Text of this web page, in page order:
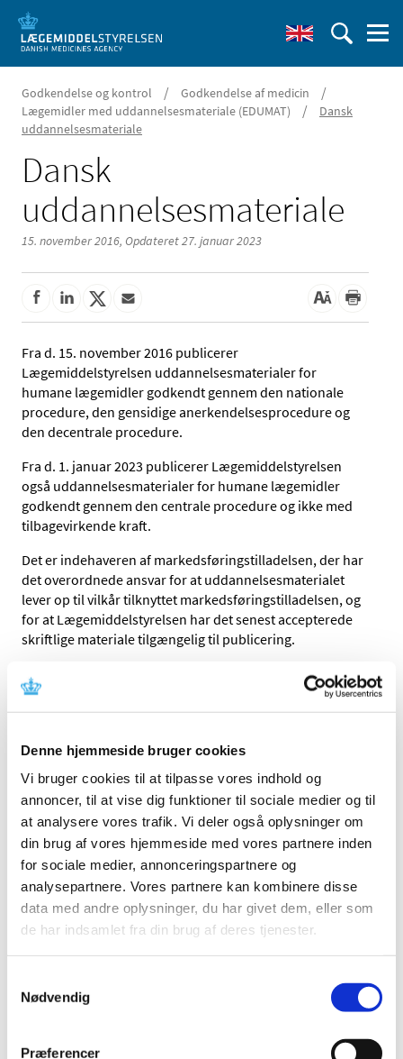
Denne hjemmeside bruger cookies
Vi bruger cookies til at tilpasse vores indhold og
annoncer, til at vise dig funktioner til sociale medier og til
at analysere vores trafik. Vi deler også oplysninger om
din brug af vores hjemmeside med vores partnere inden
for sociale medier, annonceringspartnere og
analysepartnere. Vores partnere kan kombinere disse
data med andre oplysninger, du har givet dem, eller som
de har indsamlet fra din brug af deres tjenester.
Nødvendig
Præferencer
Godkendelse og kontrol / Godkendelse af medicin /
Lægemidler med uddannelsesmateriale (EDUMAT) /
Dansk
uddannelsesmateriale
Dansk
uddannelsesmateriale
15. november 2016, Opdateret 27. januar 2023
Fra d. 15. november 2016 publicerer
Lægemiddelstyrelsen uddannelsesmaterialer for
humane lægemidler godkendt gennem den nationale
procedure, den gensidige anerkendelsesprocedure og
den decentrale procedure.
Fra d. 1. januar 2023 publicerer Lægemiddelstyrelsen
også uddannelsesmaterialer for humane lægemidler
godkendt gennem den centrale procedure og ikke med
tilbagevirkende kraft.
Det er indehaveren af markedsføringstilladelsen, der har
det overordnede ansvar for at uddannelsesmaterialet
lever op til vilkår tilknyttet markedsføringstilladelsen, og
for at Lægemiddelstyrelsen har det senest accepterede
skriftlige materiale tilgængelig til publicering.
Nedenstående danske uddannelsesmaterialer er
vurderet og accepteret af Lægemiddelstyrelsen.
ABCD EFGHIJKLMNOPQRSTU
Aa-AdAe-AhAi-Al Am-ApAq-AuAv-AzAæ-Aå
Navn
Lægemiddelform Styrke Aktiv substans
Aldurazyme
koncentrat til
infusionsvæske,
opløsning
100
E/ml
injektionsvæske,
60